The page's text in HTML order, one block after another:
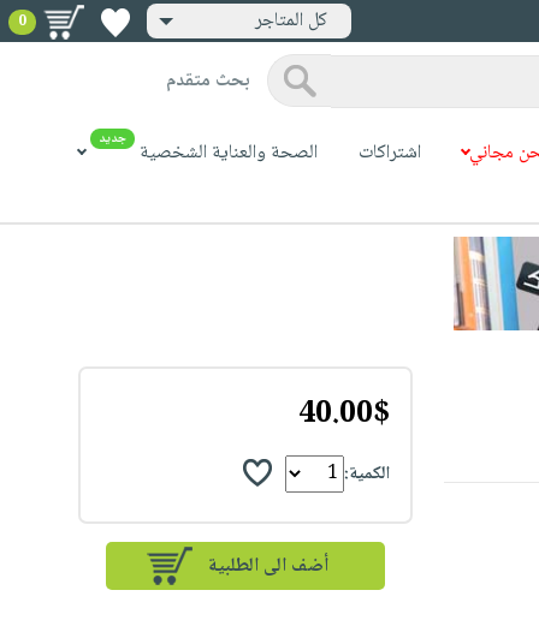
كل المتاجر 0
بحث متقدم
مجاني اشتراكات الصحة والعناية الشخصية جديد
40.00$
الكمية:
أضف الى الطلبية